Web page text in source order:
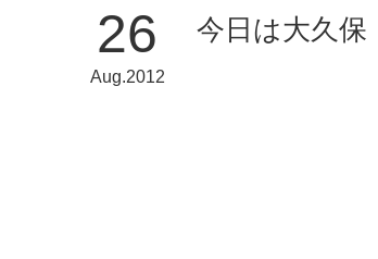
26
Aug 2012
今日は大久保